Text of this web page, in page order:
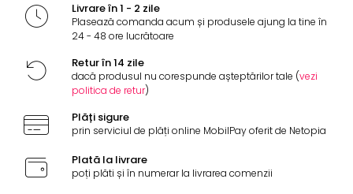
Livrare în 1 - 2 zile
Plasează comanda acum și produsele ajung la tine în
24 - 48 ore lucrătoare
Retur în 14 zile
dacă produsul nu corespunde așteptărilor tale (vezi
politica de retur)
Plăți sigure
prin serviciul de plăți online MobilPay oferit de Netopia
Plată la livrare
poți plăti și în numerar la livrarea comenzii